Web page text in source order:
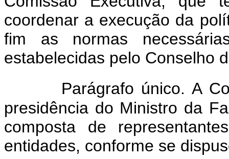
coordenar a execução da
fim as normas
estabelecidas pelo Conselho
Parágrafo único. A
presidência do Ministro da
composta de
entidades, conforme se